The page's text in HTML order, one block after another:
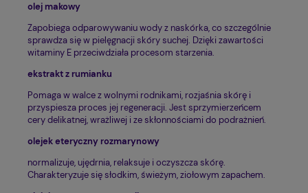
olej makowy
Zapobiega odparowywaniu wody z naskórka, co szczególnie
sprawdza się w pielęgnacji skóry suchej. Dzięki zawartości
witaminy E przeciwdziała procesom starzenia.
ekstrakt z rumianku
Pomaga w walce z wolnymi rodnikami, rozjaśnia skórę i
przyspiesza proces jej regeneracji. Jest sprzymierzeńcem
cery delikatnej, wrażliwej i ze skłonnościami do podrażnień.
olejek eteryczny rozmarynowy
normalizuje, ujędrnia, relaksuje i oczyszcza skórę.
Charakteryzuje się słodkim, świeżym, ziołowym zapachem.